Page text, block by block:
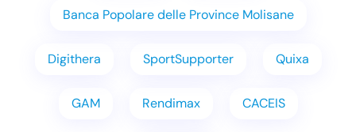
Banca Popolare delle Province Molisane
Digithera SportSupporter Quixa
GAM Rendimax CACEIS